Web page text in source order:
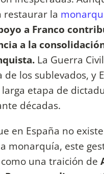
restaurar la
a Franco
a la
La Guerra
de los sublevados, y
etapa de
décadas.
en España no
monarquía, este
una traición de